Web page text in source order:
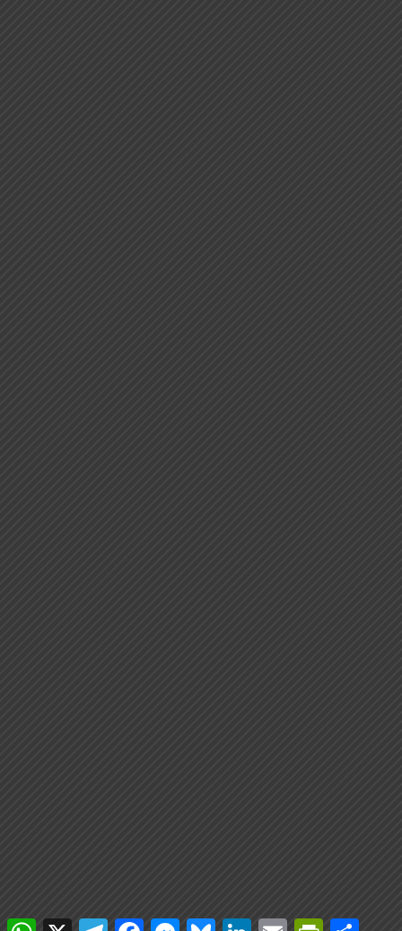
WhatsApp TelegramFacebookMessengerBlueskyLinkedInEmail PrintFriendly